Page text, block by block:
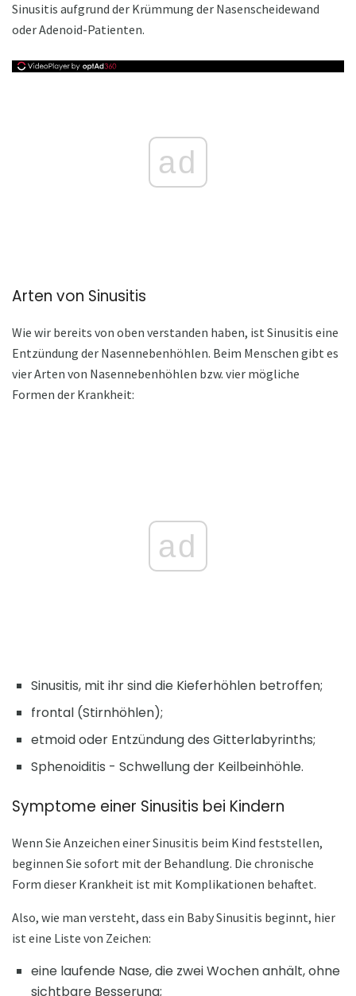
Sinusitis aufgrund der Krümmung der Nasenscheidewand
oder Adenoid-Patienten.
ad
Arten von Sinusitis
Wie wir bereits von oben verstanden haben, ist Sinusitis eine
Entzündung der Nasennebenhöhlen. Beim Menschen gibt es
vier Arten von Nasennebenhöhlen bzw. vier mögliche
Formen der Krankheit:
ad
Sinusitis, mit ihr sind die Kieferhöhlen betroffen;
frontal (Stirnhöhlen);
etmoid oder Entzündung des Gitterlabyrinths;
Sphenoiditis - Schwellung der Keilbeinhöhle.
Symptome einer Sinusitis bei Kindern
Wenn Sie Anzeichen einer Sinusitis beim Kind feststellen,
beginnen Sie sofort mit der Behandlung. Die chronische
Form dieser Krankheit ist mit Komplikationen behaftet.
Also, wie man versteht, dass ein Baby Sinusitis beginnt, hier
ist eine Liste von Zeichen:
eine laufende Nase, die zwei Wochen anhält, ohne
sichtbare Besserung;